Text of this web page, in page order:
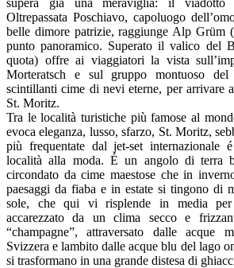
supera già una meraviglia: il viadotto
Oltrepassata Poschiavo, capoluogo
belle dimore patrizie, raggiunge Alp Grüm
punto panoramico. Superato il valico del
quota) offre ai viaggiatori la vista
Morteratsch e sul gruppo montuoso
scintillanti cime di nevi eterne, per arrivare
St. Moritz.
Tra le località turistiche più famose al
evoca eleganza, lusso, sfarzo, St. Moritz,
più frequentate dal jet-set
località alla moda. É un angolo di terra
circondato da cime maestose che in
paesaggi da fiaba e in estate si tingono di
sole, che qui vi risplende in media per
accarezzato da un clima secco e
“champagne”, attraversato dalle acque
Svizzera e lambito dalle acque blu del lago
si trasformano in una grande distesa di